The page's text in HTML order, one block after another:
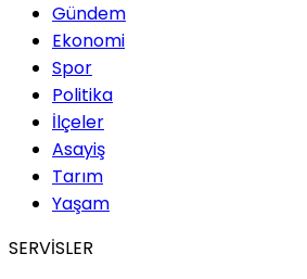
Gündem
Ekonomi
Spor
Politika
İlçeler
Asayiş
Tarım
Yaşam
SERVİSLER